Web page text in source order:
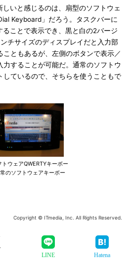
いと感じるのは、扇型のソフトウェ
Keyboard」だろう。タスクバーに
ることで表示でき、黒と白の2バージ
チサイズのディスプレイだと入力部
ともあるが、左側のボタンで表示／
することが可能だ。通常のソフトウ
しているので、そちらを使うこともで
ウェアQWERTYキーボー
のソフトウェアキーボー
Copyright © ITmedia, Inc. All Rights Reserved.
LINE Hatena